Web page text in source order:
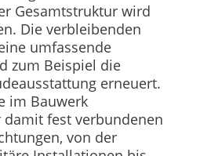
Gesamtstruktur wird
Die verbleibenden
umfassende
zum Beispiel die
erneuert.
im Bauwerk
fest verbundenen
von der